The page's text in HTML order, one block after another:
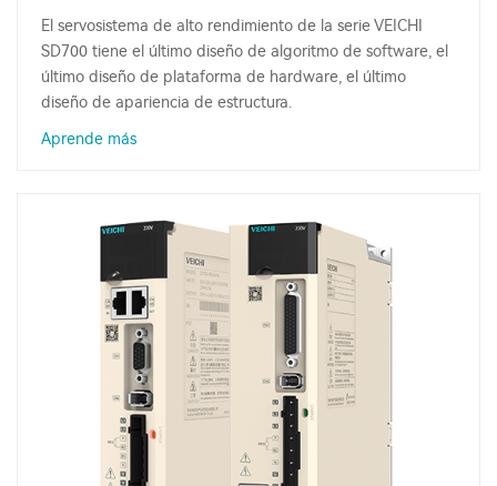
El servosistema de alto rendimiento de la serie VEICHI
SD700 tiene el último diseño de algoritmo de software, el
último diseño de plataforma de hardware, el último
diseño de apariencia de estructura.
Aprende más